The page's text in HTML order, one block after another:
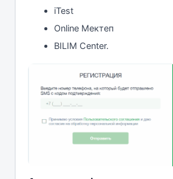
iTest
Online Мектеп
BILIM Center.